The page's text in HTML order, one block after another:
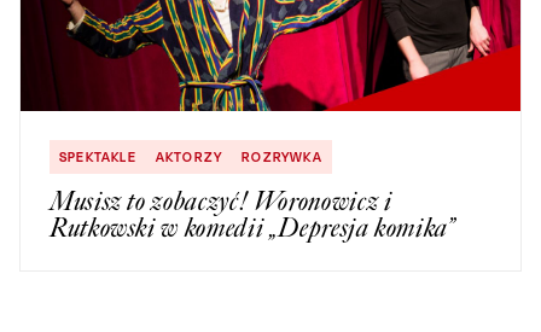
SPEKTAKLE AKTORZY ROZRYWKA
Musisz to zobaczyć! Woronowicz i
Rutkowski w komedii „Depresja komika”